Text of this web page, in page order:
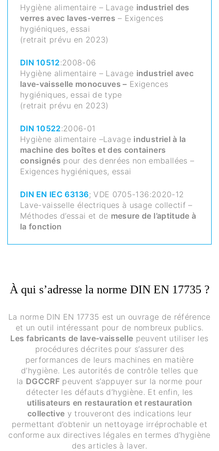
Hygiène alimentaire – Lavage industriel des
verres avec laves-verres – Exigences
hygiéniques, essai
(retrait prévu en 2023)
DIN 10512:2008-06
Hygiène alimentaire – Lavage industriel avec
lave-vaisselle monocuves – Exigences
hygiéniques, essai de type
(retrait prévu en 2023)
DIN 10522:2006-01
Hygiène alimentaire –Lavage industriel à la
machine des boîtes et des containers
consignés pour des denrées non emballées –
Exigences hygiéniques, essai
DIN EN IEC 63136; VDE 0705-136:2020-12
Lave-vaisselle électriques à usage collectif –
Méthodes d’essai et de mesure de l’aptitude à
la fonction
À qui s’adresse la norme DIN EN 17735 ?
La norme DIN EN 17735 est un ouvrage de référence
et un outil intéressant pour de nombreux publics.
Les fabricants de lave-vaisselle peuvent utiliser les
procédures décrites pour s’assurer des
performances de leurs machines en matière
d’hygiène. Les autorités de contrôle telles que
la DGCCRFpeuvent s’appuyer sur la norme pour
détecter les défauts d’hygiène. Et enfin, les
utilisateurs en restauration et restauration
collective y trouveront des indications leur
permettant d’obtenir un nettoyage irréprochable et
conforme aux directives légales en termes d’hygiène
des articles à laver.